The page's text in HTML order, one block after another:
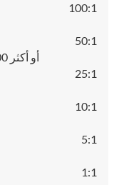
150 000 أو أكثر
100:1
50:1
25:1
10:1
5:1
1:1